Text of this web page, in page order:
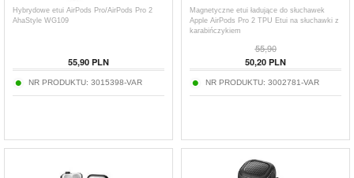
Hybrydowe etui AirPods Pro/AirPods Pro 2
AhaStyle WG109
55,90 PLN
NR PRODUKTU: 3015398-VAR
Magnetyczne etui ładujące do słuchawek
Apple AirPods Pro 2 TPU Etui na słuchawki z
karabińczykiem
55,90
50,20 PLN
NR PRODUKTU: 3002781-VAR